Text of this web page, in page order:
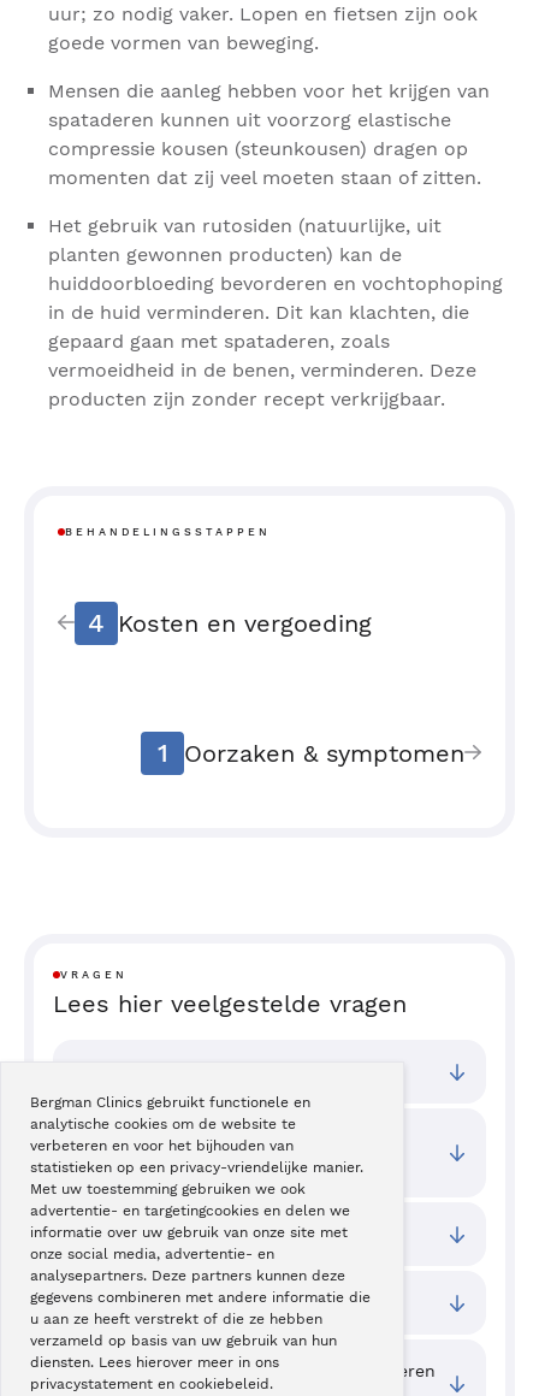
Bergman Clinics gebruikt functionele en
analytische cookies om de website te
verbeteren en voor het bijhouden van
statistieken op een privacy-vriendelijke manier.
Met uw toestemming gebruiken we ook
advertentie- en targetingcookies en delen we
informatie over uw gebruik van onze site met
onze social media, advertentie- en
analysepartners. Deze partners kunnen deze
gegevens combineren met andere informatie die
u aan ze heeft verstrekt of die ze hebben
verzameld op basis van uw gebruik van hun
diensten. Lees hierover meer in ons
privacystatement en cookiebeleid.
uur; zo nodig vaker. Lopen en fietsen zijn ook
goede vormen van beweging.
Mensen die aanleg hebben voor het krijgen van
spataderen kunnen uit voorzorg elastische
compressie kousen (steunkousen) dragen op
momenten dat zij veel moeten staan of zitten.
Het gebruik van rutosiden (natuurlijke, uit
planten gewonnen producten) kan de
huiddoorbloeding bevorderen en vochtophoping
in de huid verminderen. Dit kan klachten, die
gepaard gaan met spataderen, zoals
vermoeidheid in de benen, verminderen. Deze
producten zijn zonder recept verkrijgbaar.
BEHANDELINGSSTAPPEN
4 Kosten en vergoeding
1 Oorzaken & symptomen
VRAGEN
Lees hier veelgestelde vragen
Wat zijn de toegangstijden van deze
behandeling?
Geven spataderen klachten?
Kan ik van mijn spataderen af komen?
Wat kan ik doen om de kans op spataderen